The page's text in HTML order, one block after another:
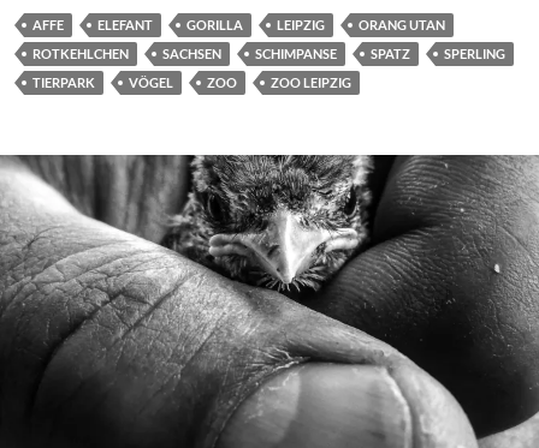
AFFE ELEFANT GORILLA LEIPZIG
ORANG UTAN
ROTKEHLCHEN
SACHSEN SCHIMPANSE SPATZ
SPERLING
TIERPARK
VÖGEL ZOO ZOO LEIPZIG